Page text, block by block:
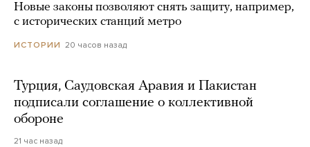
Новые законы позволяют снять защиту, например,
с исторических станций метро
ИСТОРИИ 20 часов назад
Турция, Саудовская Аравия и Пакистан
подписали соглашение о коллективной
обороне
21 час назад